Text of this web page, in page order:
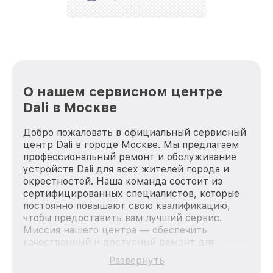
О нашем сервисном центре
Dali в Москве
Добро пожаловать в официальный сервисный
центр Dali в городе Москве. Мы предлагаем
профессиональный ремонт и обслуживание
устройств Dali для всех жителей города и
окрестностей. Наша команда состоит из
сертифицированных специалистов, которые
постоянно повышают свою квалификацию,
чтобы предоставить вам лучший сервис.
Миссия нашего центра — обеспечить
качественный и доступный ремонт для
каждого пользователя продукции Dali, вне
зависимости от сложности поломки. Мы
Развернуть